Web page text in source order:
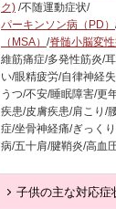
ク) /不随運動症状/
パーキンソン病（PD）
（MSA） /脊髄小脳変性
維筋痛症/多発性筋炎/
い/眼精疲労/自律神経
うつ/不安/睡眠障害/更
疾患/皮膚疾患/肩こり/
症/坐骨神経痛/ぎっく
病/五十肩/腱鞘炎/高血
子供の主な対応症